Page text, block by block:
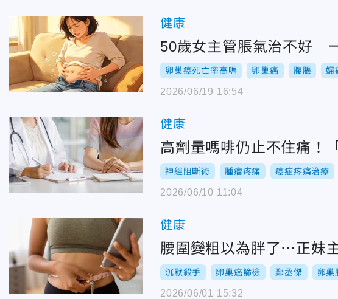
健康
50歲女主管脹氣治不好
卵巢癌死亡率高嗎 卵巢癌 腹脹 婦
2026/06/19 16:54
健康
高劑量嗎啡仍止不住痛！
神經阻斷術 腫瘤疼痛 癌症疼痛治療
2026/06/10 11:04
健康
腰圍變粗以為胖了⋯正妹
沉默殺手 卵巢癌篩檢 鄭丞傑 卵巢
2026/06/01 15:32